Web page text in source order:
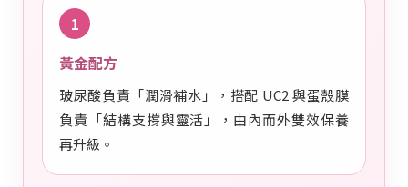
1
黃金配方
玻尿酸負責「潤滑補水」，搭配 UC2 與蛋殼膜
負責「結構支撐與靈活」，由內而外雙效保養
再升級。